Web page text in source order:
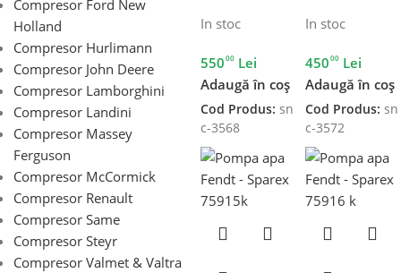
Compresor Ford New
Holland
Compresor Hurlimann
Compresor John Deere
Compresor Lamborghini
Compresor Landini
Compresor Massey
Ferguson
Compresor McCormick
Compresor Renault
Compresor Same
Compresor Steyr
Compresor Valmet & Valtra
In stoc
55000 Lei
Adaugă în coș
Cod Produs: sn
c-3568
In stoc
45000 Lei
Adaugă în coș
Cod Produs: sn
c-3572